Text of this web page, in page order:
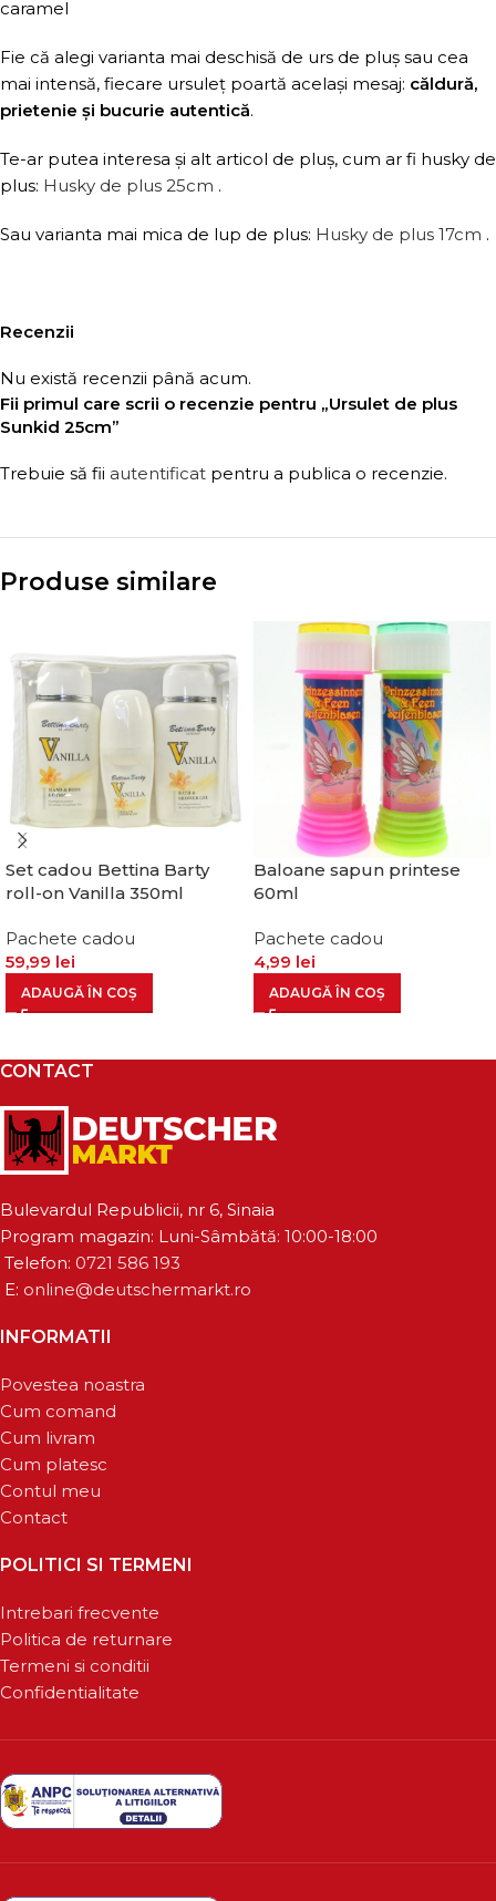
caramel
Fie că alegi varianta mai deschisă de urs de pluș sau cea
mai intensă, fiecare ursuleț poartă același mesaj: căldură,
prietenie și bucurie autentică.
Te-ar putea interesa și alt articol de pluș, cum ar fi husky de
plus: Husky de plus 25cm .
Sau varianta mai mica de lup de plus: Husky de plus 17cm .
Recenzii
Nu există recenzii până acum.
Fii primul care scrii o recenzie pentru „Ursulet de plus
Sunkid 25cm”
Trebuie să fii autentificat pentru a publica o recenzie.
Produse similare
Set cadou Bettina Barty
roll-on Vanilla 350ml
Pachete cadou
59,99 lei
ADAUGĂ ÎN COȘ
Baloane sapun printese
60ml
Pachete cadou
4,99 lei
ADAUGĂ ÎN COȘ
CONTACT
Bulevardul Republicii, nr 6, Sinaia
Program magazin: Luni-Sâmbătă: 10:00-18:00
Telefon: 0721 586 193
E: online@deutschermarkt.ro
INFORMATII
Povestea noastra
Cum comand
Cum livram
Cum platesc
Contul meu
Contact
POLITICI SI TERMENI
Intrebari frecvente
Politica de returnare
Termeni si conditii
Confidentialitate